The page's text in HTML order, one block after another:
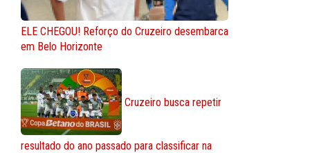
ELE CHEGOU! Reforço do Cruzeiro desembarca
em Belo Horizonte
Cruzeiro busca repetir
resultado do ano passado para classificar na